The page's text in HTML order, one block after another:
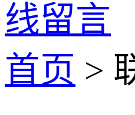
线留言
首页 >